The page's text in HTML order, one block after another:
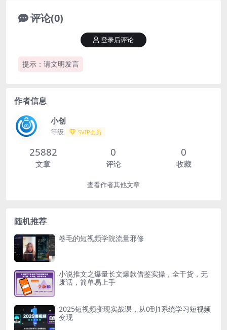
评论(0)
提示：请文明发言
登录后评论
作者信息
小创
等级 SVIP会员
25882
文章
0
评论
0
收藏
查看作者其他文章
随机推荐
卷毛的短视频学院流量邪修
小说推文之爆量长文爆款借鉴实操，全干货，无
废话，简单易上手
2025短视频变现实战课，从0到1系统学习短视频
变现